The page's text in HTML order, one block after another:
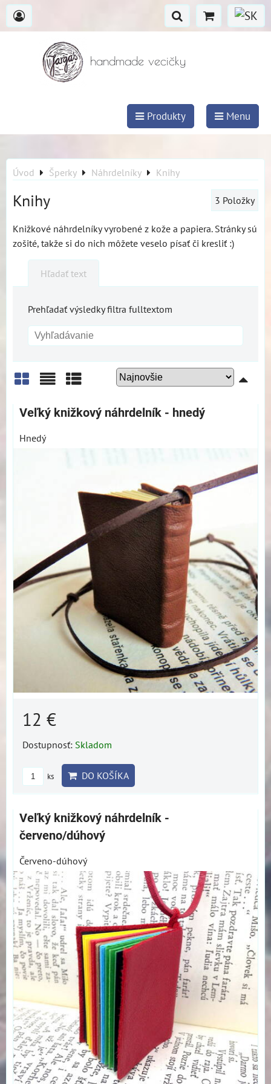
handmade vecičky
Produkty Menu
Úvod Šperky Náhrdelníky Knihy
Knihy 3 Položky
Knižkové náhrdelníky vyrobené z kože a papiera. Stránky sú
zošité, takže si do nich môžete veselo písať či kresliť :)
Hľadať text
Prehľadať výsledky filtra fulltextom
Mriežka
Veľký knižkový náhrdelník - hnedý
Hnedý
12 €
Dostupnosť: Skladom
ks DO KOŠÍKA
Veľký knižkový náhrdelník -
červeno/dúhový
Červeno-dúhový